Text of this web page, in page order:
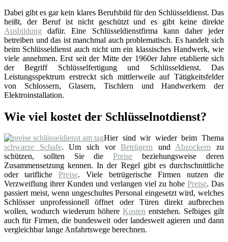
Dabei gibt es gar kein klares Berufsbild für den Schlüsseldienst. Das
heißt, der Beruf ist nicht geschützt und es gibt keine direkte
Ausbildung dafür. Eine Schlüsseldienstfirma kann daher jeder
betreiben und das ist manchmal auch problematisch. Es handelt sich
beim Schlüsseldienst auch nicht um ein klassisches Handwerk, wie
viele annehmen. Erst seit der Mitte der 1960er Jahre etablierte sich
der Begriff Schlüsselfertigung und Schlüsseldienst. Das
Leistungsspektrum erstreckt sich mittlerweile auf Tätigkeitsfelder
von Schlossern, Glasern, Tischlern und Handwerkern der
Elektroinstallation.
Wie viel kostet der Schlüsselnotdienst?
Hier sind wir wieder beim Thema
schwarze Schafe. Um sich vorBetrügern undAbzockern zu
schützen, sollten Sie diePreise beziehungsweise deren
Zusammensetzung kennen. In der Regel gibt es durchschnittliche
oder tarifliche Preise. Viele betrügerische Firmen nutzen die
Verzweiflung ihrer Kunden und verlangen viel zu hohe Preise. Das
passiert meist, wenn ungeschultes Personal eingesetzt wird, welches
Schlösser unprofessionell öffnet oder Türen direkt aufbrechen
wollen, wodurch wiederum höhere Kosten entstehen. Selbiges gilt
auch für Firmen, die bundesweit oder landesweit agieren und dann
vergleichbar lange Anfahrtswege berechnen.